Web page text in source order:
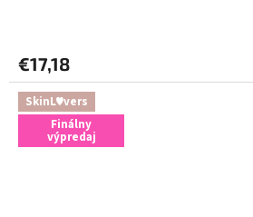
€17,18
SkinL♥vers
Finálny
výpredaj